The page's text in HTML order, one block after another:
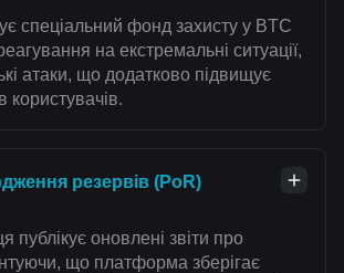
спеціальний фонд захисту у BTC
на екстремальні ситуації,
атаки, що додатково підвищує
користувачів.
резервів (PoR)
публікує оновлені звіти про
що платформа зберігає